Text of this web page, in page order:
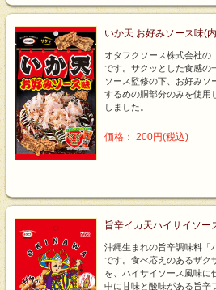
いか天 お好みソース味(
オタフクソース株式会社の
です。サクッとした食感の
ソース監修の下、お好みソ
するめの胴部分のみを使用
しました。
価格： 200円(税込)
旨辛イカ天ハイサイソー
沖縄生まれの旨辛調味料「
です。食べ応えのあるザク
を、ハイサイソース風味に
中に甘味と酸味がある旨辛